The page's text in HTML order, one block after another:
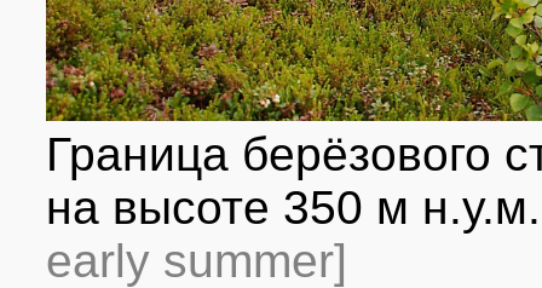
Граница берёзового
на высоте 350 м
early summer]